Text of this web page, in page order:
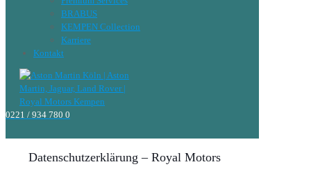
BRABUS
KEMPEN Collection
Karriere
Kontakt
0221 / 934 780 0
Datenschutzerklärung – Royal Motors